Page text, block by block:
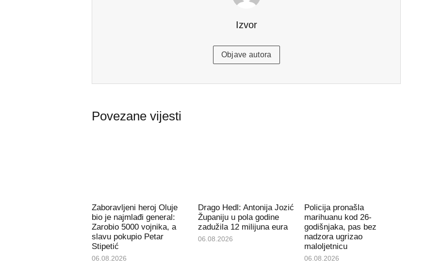
Izvor
Objave autora
Povezane vijesti
Zaboravljeni heroj Oluje
bio je najmlađi general:
Zarobio 5000 vojnika, a
slavu pokupio Petar
Stipetić
06.08.2026
Drago Hedl: Antonija Jozić
Županiju u pola godine
zadužila 12 milijuna eura
06.08.2026
Policija pronašla
marihuanu kod 26-
godišnjaka, pas bez
nadzora ugrizao
maloljetnicu
06.08.2026